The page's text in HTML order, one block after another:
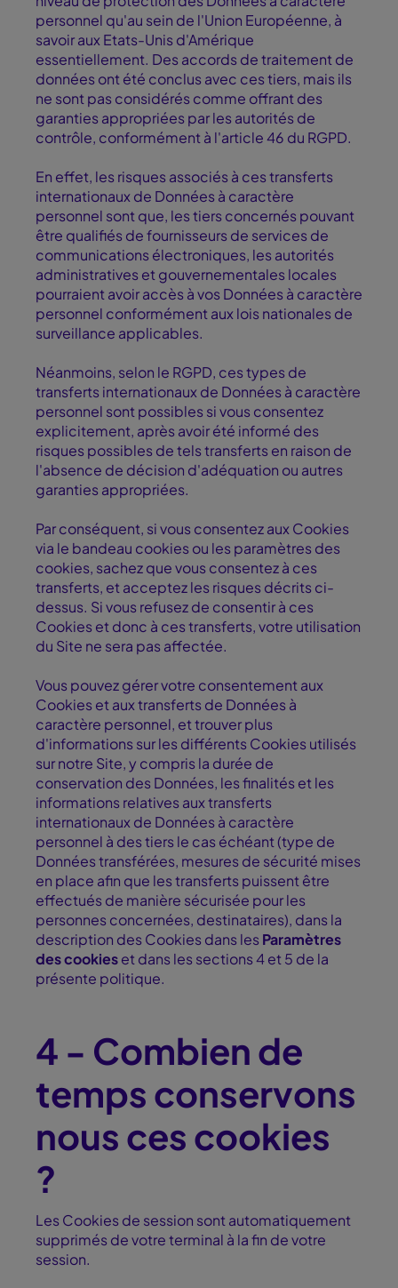
personnel qu'au sein de l'Union Européenne, à
savoir aux Etats-Unis d'Amérique
essentiellement. Des accords de traitement de
données ont été conclus avec ces tiers, mais ils
ne sont pas considérés comme offrant des
garanties appropriées par les autorités de
contrôle, conformément à l'article 46 du RGPD.
En effet, les risques associés à ces transferts
internationaux de Données à caractère
personnel sont que, les tiers concernés pouvant
être qualifiés de fournisseurs de services de
communications électroniques, les autorités
administratives et gouvernementales locales
pourraient avoir accès à vos Données à caractère
personnel conformément aux lois nationales de
surveillance applicables.
Néanmoins, selon le RGPD, ces types de
transferts internationaux de Données à caractère
personnel sont possibles si vous consentez
explicitement, après avoir été informé des
risques possibles de tels transferts en raison de
l'absence de décision d'adéquation ou autres
garanties appropriées.
Par conséquent, si vous consentez aux Cookies
via le bandeau cookies ou les paramètres des
cookies, sachez que vous consentez à ces
transferts, et acceptez les risques décrits ci-
dessus. Si vous refusez de consentir à ces
Cookies et donc à ces transferts, votre utilisation
du Site ne sera pas affectée.
Vous pouvez gérer votre consentement aux
Cookies et aux transferts de Données à
caractère personnel, et trouver plus
d'informations sur les différents Cookies utilisés
sur notre Site, y compris la durée de
conservation des Données, les finalités et les
informations relatives aux transferts
internationaux de Données à caractère
personnel à des tiers le cas échéant (type de
Données transférées, mesures de sécurité mises
en place afin que les transferts puissent être
effectués de manière sécurisée pour les
personnes concernées, destinataires), dans la
description des Cookies dans lesParamètres
des cookieset dans les sections 4 et 5 de la
présente politique.
4 - Combien de
temps conservons
nous ces cookies
?
Les Cookies de session sont automatiquement
supprimés de votre terminal à la fin de votre
session.